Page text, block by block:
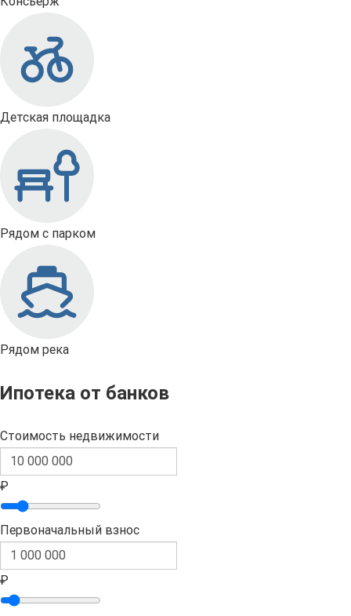
Детская площадка
Рядом с парком
Рядом река
Ипотека от банков
Стоимость недвижимости
₽
Первоначальный взнос
₽